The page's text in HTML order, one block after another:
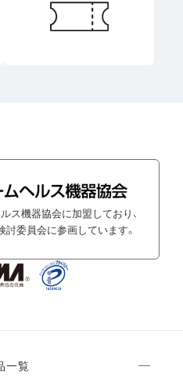
ス機器協会に加盟しており、
委員会に参画しています。
一覧